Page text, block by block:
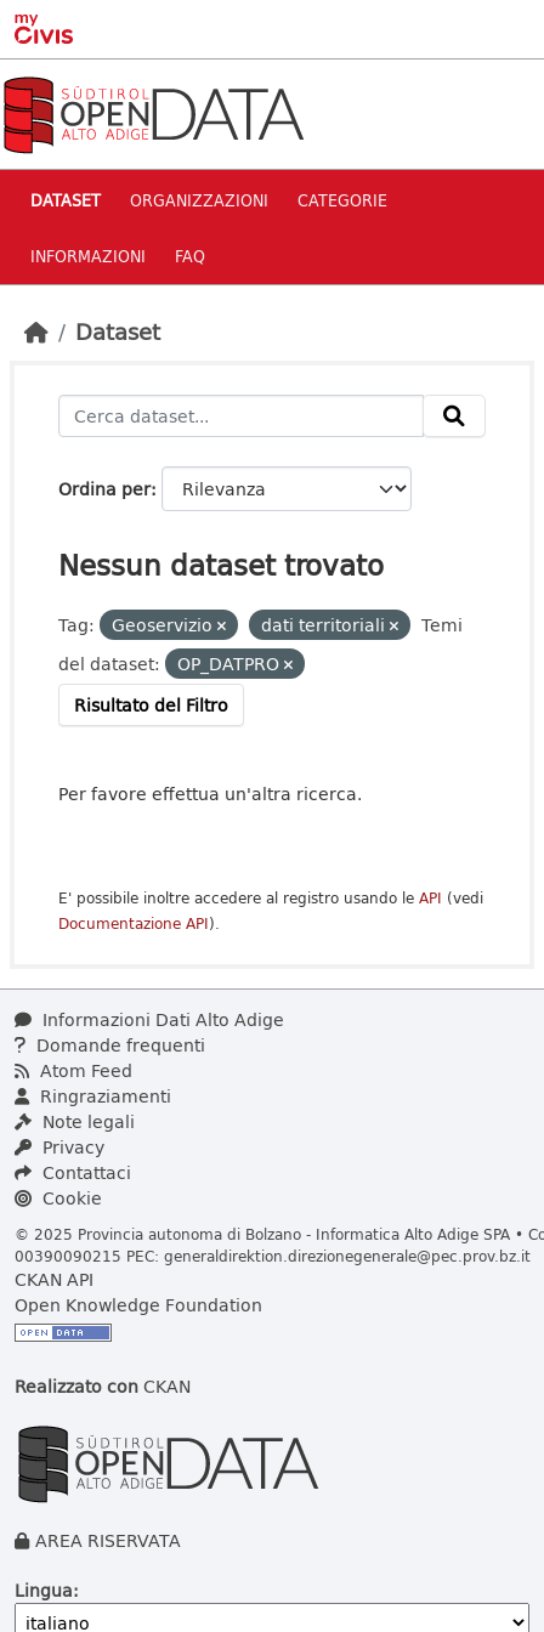
Skip to main content
DATASET ORGANIZZAZIONI CATEGORIE
INFORMAZIONI FAQ
Dataset
Ordina per
Nessun dataset trovato
Tag: Geoservizio dati territoriali
Temi
del dataset:
OP_DATPRO
Risultato del Filtro
Per favore effettua un'altra ricerca.
E' possibile inoltre accedere al registro usando le API (vedi
Documentazione API).
Informazioni Dati Alto Adige
Domande frequenti
Atom Feed
Ringraziamenti
Note legali
Privacy
Contattaci
Cookie
© 2025 Provincia autonoma di Bolzano - Informatica Alto Adige SPA •
00390090215 PEC: generaldirektion.direzionegenerale@pec.prov.bz.it
CKAN API
Open Knowledge Foundation
Realizzato conCKAN
AREA RISERVATA
Lingua